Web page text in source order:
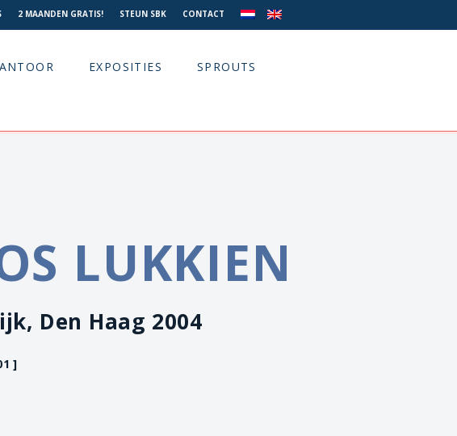
2 MAANDEN GRATIS! STEUN SBK CONTACT
EXPOSITIES SPROUTS
LUKKIEN
Den Haag 2004
]